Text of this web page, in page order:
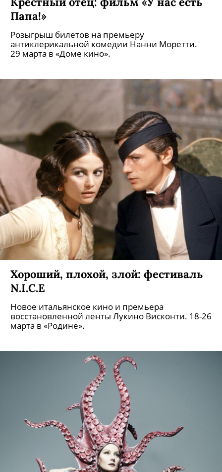
Папа!»
Розыгрыш билетов на премьеру
антиклерикальной комедии Нанни Моретти.
29 марта в «Доме кино».
Хороший, плохой, злой: фестиваль
N.I.C.E
Новое итальянское кино и премьера
восстановленной ленты Лукино Висконти. 18-26
марта в «Родине».